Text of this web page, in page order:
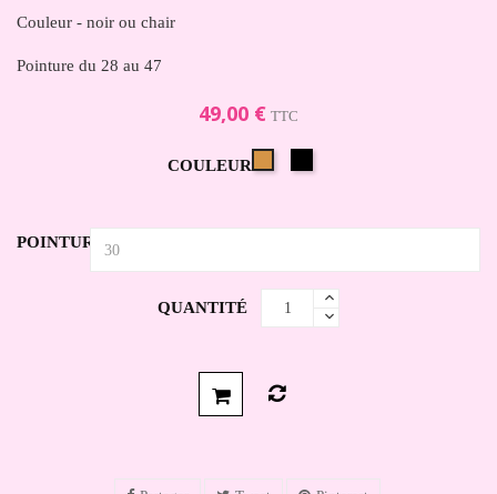
Couleur - noir ou chair
Pointure du 28 au 47
49,00 € TTC
COULEUR
POINTURE
QUANTITÉ